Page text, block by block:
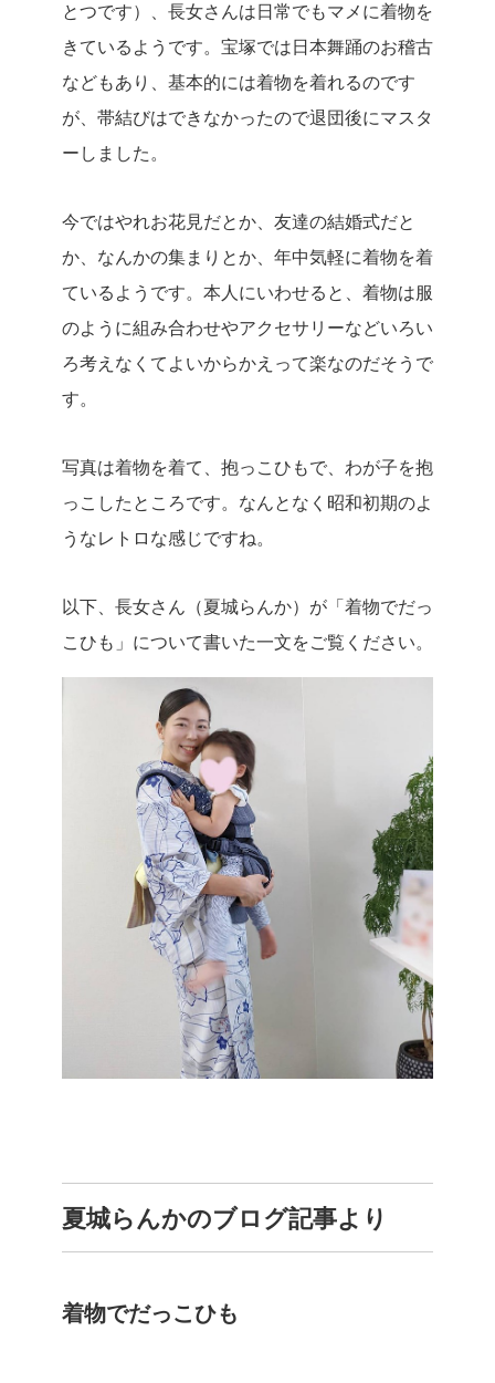
とつです）、長女さんは日常でもマメに着物を
きているようです。宝塚では日本舞踊のお稽古
などもあり、基本的には着物を着れるのです
が、帯結びはできなかったので退団後にマスタ
ーしました。
今ではやれお花見だとか、友達の結婚式だと
か、なんかの集まりとか、年中気軽に着物を着
ているようです。本人にいわせると、着物は服
のように組み合わせやアクセサリーなどいろい
ろ考えなくてよいからかえって楽なのだそうで
す。
写真は着物を着て、抱っこひもで、わが子を抱
っこしたところです。なんとなく昭和初期のよ
うなレトロな感じですね。
以下、長女さん（夏城らんか）が「着物でだっ
こひも」について書いた一文をご覧ください。
夏城らんかのブログ記事より
着物でだっこひも